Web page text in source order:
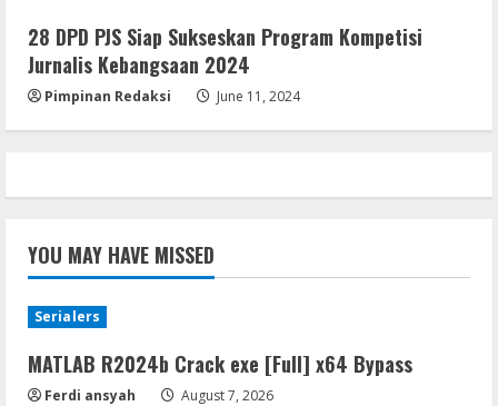
5
for Desktop
August 6, 2026
28 DPD PJS Siap Sukseskan Program Kompetisi
Jurnalis Kebangsaan 2024
Pimpinan Redaksi June 11, 2024
YOU MAY HAVE MISSED
Serialers
MATLAB R2024b Crack exe [Full] x64 Bypass
Ferdi ansyah August 7, 2026